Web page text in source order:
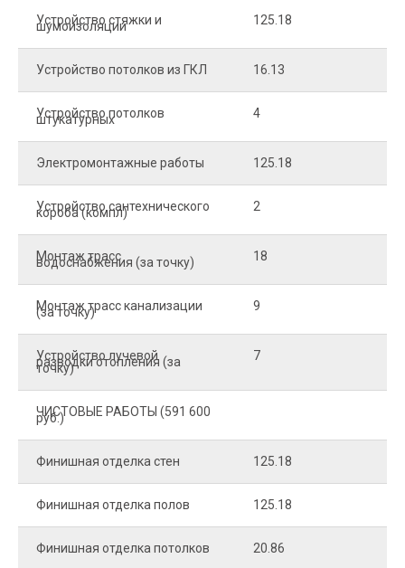
Устройство стяжки и
шумоизоляции 125.18
Устройство потолков из ГКЛ 16.13
Устройство потолков
штукатурных 4
Электромонтажные работы 125.18
Устройство сантехнического
короба (компл) 2
Монтаж трасс
водоснабжения (за точку) 18
Монтаж трасс канализации
(за точку) 9
Устройство лучевой
разводки отопления (за
точку)
7
ЧИСТОВЫЕ РАБОТЫ (591 600
руб.)
Финишная отделка стен 125.18
Финишная отделка полов 125.18
Финишная отделка потолков 20.86